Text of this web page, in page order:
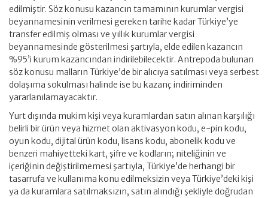
edilmiştir. Söz konusu kazancın tamamının kurumlar vergisi
beyannamesinin verilmesi gereken tarihe kadar Türkiye’ye
transfer edilmiş olması ve yıllık kurumlar vergisi
beyannamesinde gösterilmesi şartıyla, elde edilen kazancın
%95’i kurum kazancından indirilebilecektir. Antrepoda bulunan
söz konusu malların Türkiye’de bir alıcıya satılması veya serbest
dolaşıma sokulması halinde ise bu kazanç indiriminden
yararlanılamayacaktır.
Yurt dışında mukim kişi veya kuramlardan satın alınan karşılığı
belirli bir ürün veya hizmet olan aktivasyon kodu, e-pin kodu,
oyun kodu, dijital ürün kodu, lisans kodu, abonelik kodu ve
benzeri mahiyetteki kart, şifre ve kodların; niteliğinin ve
içeriğinin değiştirilmemesi şartıyla, Türkiye’de herhangi bir
tasarrufa ve kullanıma konu edilmeksizin veya Türkiye’deki kişi
ya da kuramlara satılmaksızın, satın alındığı şekliyle doğrudan